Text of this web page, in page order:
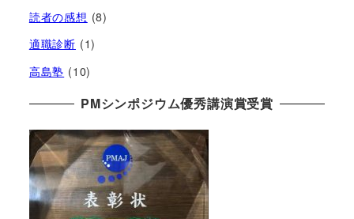
読者の感想 (8)
適職診断 (1)
高島塾 (10)
PMシンポジウム優秀講演賞受賞